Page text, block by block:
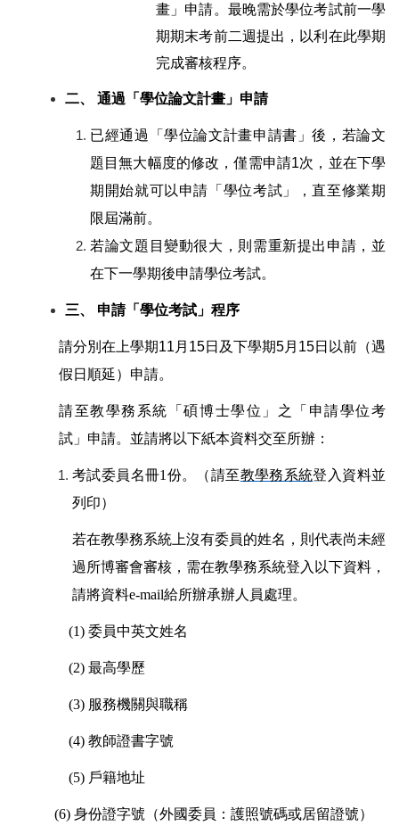
畫」申請。最晚需於學位考試前一學
期期末考前二週提出，以利在此學期
完成審核程序。
二、 通過「學位論文計畫」申請
已經通過「學位論文計畫申請書」後，若論文
題目無大幅度的修改，僅需申請1次，並在下學
期開始就可以申請「學位考試」，直至修業期
限屆滿前。
若論文題目變動很大，則需重新提出申請，並
在下一學期後申請學位考試。
三、 申請「學位考試」程序
請分別在上學期11 月 15日及下學期5月 15日以前（遇
假日順延）申請。
請至教學務系統「碩博士學位」之「申請學位考
試」申請。並請將以下紙本資料交至所辦：
考試委員名冊1份。（請至教學務系統登入資料並
列印）
若在教學務系統上沒有委員的姓名，則代表尚未經
過所博審會審核，需在教學務系統登入以下資料，
請將資料e-mail給所辦承辦人員處理。
(1) 委員中英文姓名
(2) 最高學歷
(3) 服務機關與職稱
(4) 教師證書字號
(5) 戶籍地址
(6) 身份證字號（外國委員：護照號碼或居留證號）